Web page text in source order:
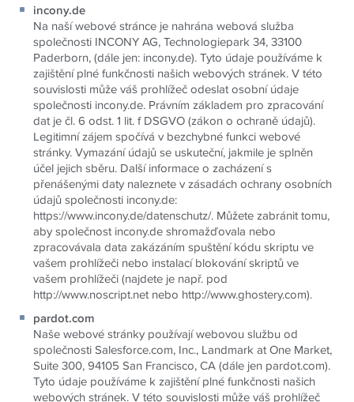
incony.de
Na naší webové stránce je nahrána webová služba
společnosti INCONY AG, Technologiepark 34, 33100
Paderborn, (dále jen: incony.de). Tyto údaje používáme k
zajištění plné funkčnosti našich webových stránek. V této
souvislosti může váš prohlížeč odeslat osobní údaje
společnosti incony.de. Právním základem pro zpracování
dat je čl. 6 odst. 1 lit. f DSGVO (zákon o ochraně údajů).
Legitimní zájem spočívá v bezchybné funkci webové
stránky. Vymazání údajů se uskuteční, jakmile je splněn
účel jejich sběru. Další informace o zacházení s
přenášenými daty naleznete v zásadách ochrany osobních
údajů společnosti incony.de:
https://www.incony.de/datenschutz/. Můžete zabránit tomu,
aby společnost incony.de shromažďovala nebo
zpracovávala data zakázáním spuštění kódu skriptu ve
vašem prohlížeči nebo instalací blokování skriptů ve
vašem prohlížeči (najdete je např. pod
http://www.noscript.net nebo http://www.ghostery.com).
pardot.com
Naše webové stránky používají webovou službu od
společnosti Salesforce.com, Inc., Landmark at One Market,
Suite 300, 94105 San Francisco, CA (dále jen pardot.com).
Tyto údaje používáme k zajištění plné funkčnosti našich
webových stránek. V této souvislosti může váš prohlížeč